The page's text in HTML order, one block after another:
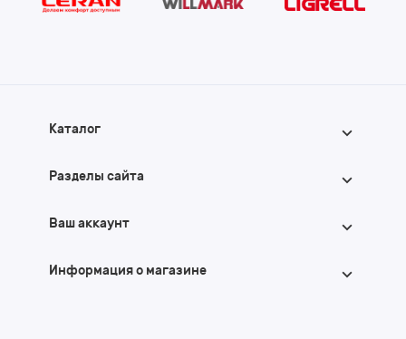
Каталог
Разделы сайта
Ваш аккаунт
Информация о магазине